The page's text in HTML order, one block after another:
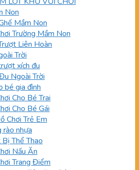
Non
Mầm Non
Trường Mầm Non
Liên Hoàn
Trời
xích đu
Ngoài Trời
bé gia đình
Cho Bé Trai
Cho Bé Gái
Chơi Trẻ Em
rào nhựa
Thể Thao
Nấu Ăn
Trang Điểm